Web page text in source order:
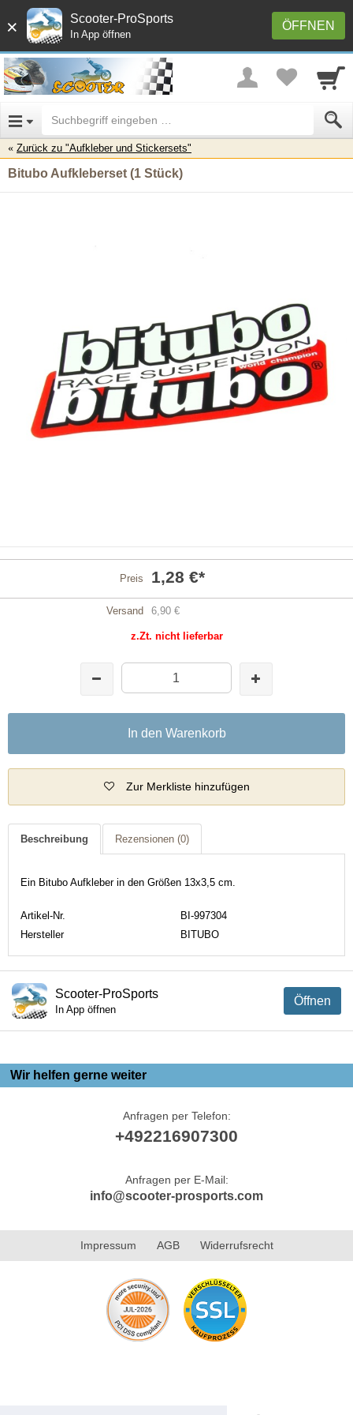
× ÖFFNEN
Scooter-ProSports
In App öffnen
Zurück zu "Aufkleber und Stickersets"
Bitubo Aufkleberset (1 Stück)
Preis 1,28 €*
Versand 6,90 €
z.Zt. nicht lieferbar
In den Warenkorb
Zur Merkliste hinzufügen
Beschreibung Rezensionen (0)
Ein Bitubo Aufkleber in den Größen 13x3,5 cm.
Artikel-Nr.
BI-997304
Hersteller
BITUBO
Öffnen
Scooter-ProSports
In App öffnen
Wir helfen gerne weiter
Anfragen per Telefon:
+492216907300
Anfragen per E-Mail:
info@scooter-prosports.com
Impressum AGB Widerrufsrecht